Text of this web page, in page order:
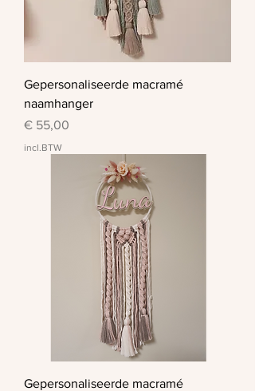
Gepersonaliseerde macramé
naamhanger
Prijs
€ 55,00
incl.BTW
Gepersonaliseerde macramé